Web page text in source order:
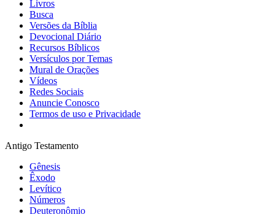
Livros
Busca
Versões da Bíblia
Devocional Diário
Recursos Bíblicos
Versículos por Temas
Mural de Orações
Vídeos
Redes Sociais
Anuncie Conosco
Termos de uso e Privacidade
Antigo Testamento
Gênesis
Êxodo
Levítico
Números
Deuteronômio